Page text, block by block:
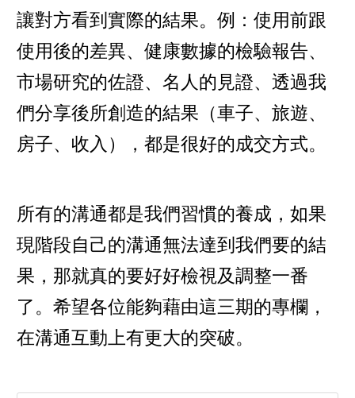
讓對方看到實際的結果。例：使用前跟
使用後的差異、健康數據的檢驗報告、
市場研究的佐證、名人的見證、透過我
們分享後所創造的結果（車子、旅遊、
房子、收入），都是很好的成交方式。
所有的溝通都是我們習慣的養成，如果
現階段自己的溝通無法達到我們要的結
果，那就真的要好好檢視及調整一番
了。希望各位能夠藉由這三期的專欄，
在溝通互動上有更大的突破。